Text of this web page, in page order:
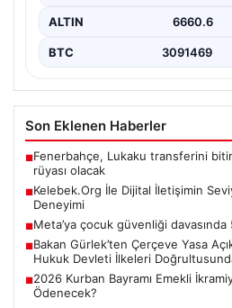
ALTIN 6660.6
BTC 3091469
Son Eklenen Haberler
■Fenerbahçe, Lukaku transferini
rüyası olacak
■Kelebek.Org İle Dijital İletişimin
Deneyimi
■Meta’ya çocuk güvenliği
■Bakan Gürlek’ten Çerçeve Yasa
Hukuk Devleti İlkeleri
■2026 Kurban Bayramı Emekli
Ödenecek?